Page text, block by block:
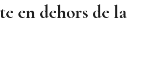
en dehors de la